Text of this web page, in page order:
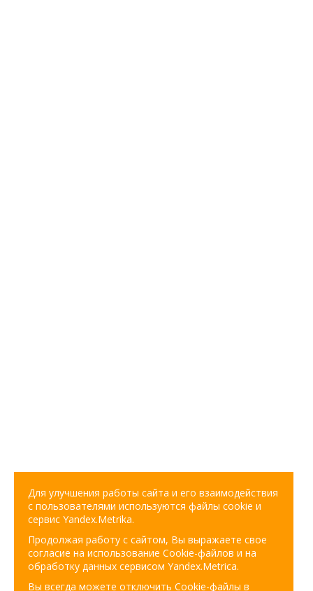
Для улучшения работы сайта и его взаимодействия
с пользователями используются файлы cookie и
сервис Yandex.Metrika.
Продолжая работу с сайтом, Вы выражаете свое
согласие на использование Cookie-файлов и на
обработку данных сервисом Yandex.Metrica.
Вы всегда можете отключить Cookie-файлы в